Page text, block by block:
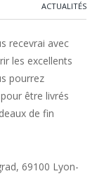
ACTUALITÉS
recevrai avec
les excellents
pourrez
être livrés
de fin
69100 Lyon-